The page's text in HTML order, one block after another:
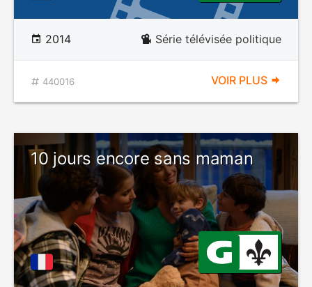
2014 Série télévisée politique
440016 VOIR PLUS
10 jours encore sans maman